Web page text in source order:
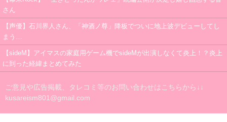
さん
【声優】石川界人さん、「神酒ノ尊」降板でついに地上波デビューしてし
まう…
【sideM】アイマスの家庭用ゲーム機でsideMが出演しなくて炎上！？炎上
に到った経緯まとめてみた
ご意見や広告掲載、タレコミ等のお問い合わせはこちらから↓↓
kusareism801@gmail.com